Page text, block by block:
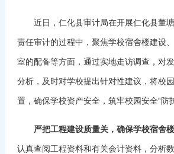
近日，仁化县审计局在开展仁化县董塘
责任审计的过程中，聚焦学校宿舍楼建设
室的配备等方面，通过实地走访调查，对
分析，及时对学校提出针对性建议，将校
置，确保学校资产安全，筑牢校园安全“防护
严把工程建设质量关，确保学校宿舍楼
认真查阅工程资料和有关会计资料，分析